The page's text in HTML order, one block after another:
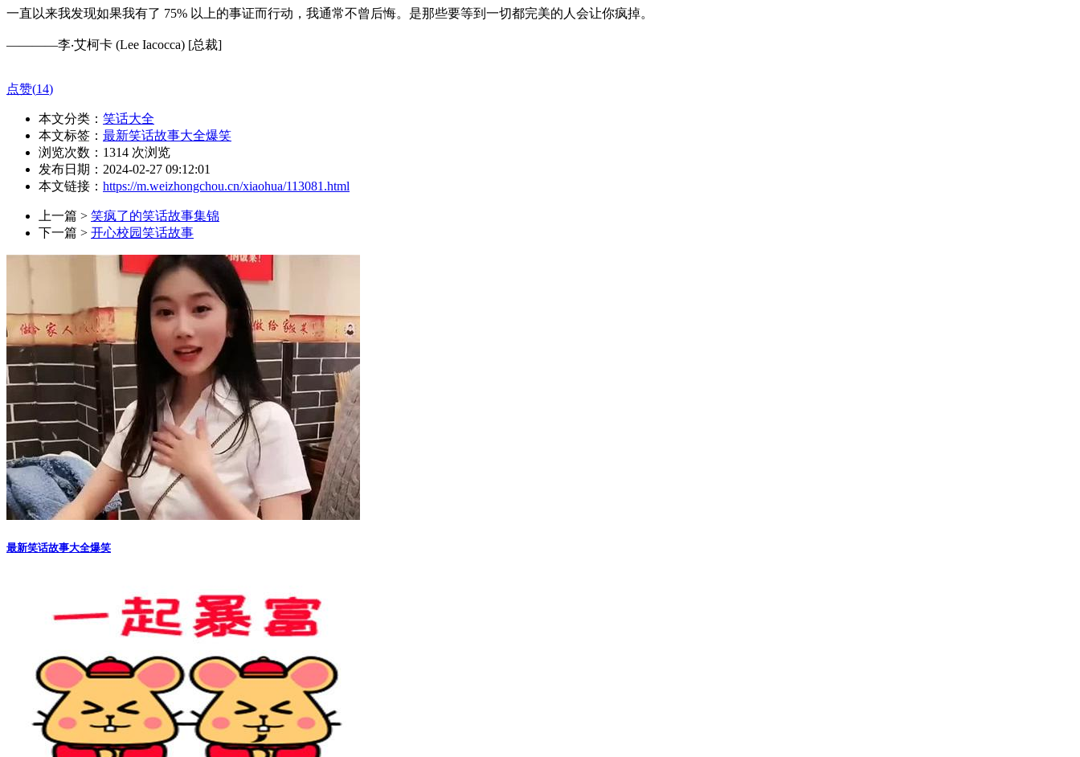
一直以来我发现如果我有了 75% 以上的事证而行动，我通常不曾后悔。是那些要等到一切都完美的人会让你疯掉。
————李‧艾柯卡 (Lee Iacocca) [总裁]
点赞(14)
本文分类： 笑话大全
本文标签： 最新笑话故事大全爆笑
浏览次数： 1314 次浏览
发布日期：2024-02-27 09:12:01
本文链接： https://m.weizhongchou.cn/xiaohua/113081.html
上一篇 > 笑疯了的笑话故事集锦
下一篇 > 开心校园笑话故事
最新笑话故事大全爆笑